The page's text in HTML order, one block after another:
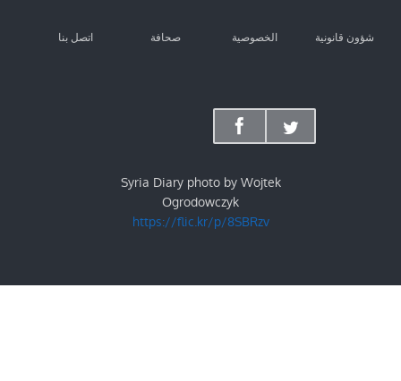
شؤون قانونية الخصوصية صحافة اتصل بنا
Syria Diary photo by Wojtek
Ogrodowczyk
https://flic.kr/p/8SBRzv